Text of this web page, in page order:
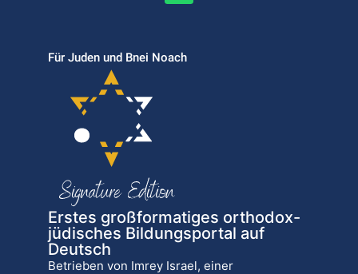
Für Juden und Bnei Noach
Erstes großformatiges orthodox-
jüdisches Bildungsportal auf
Deutsch
Betrieben von Imrey Israel, einer